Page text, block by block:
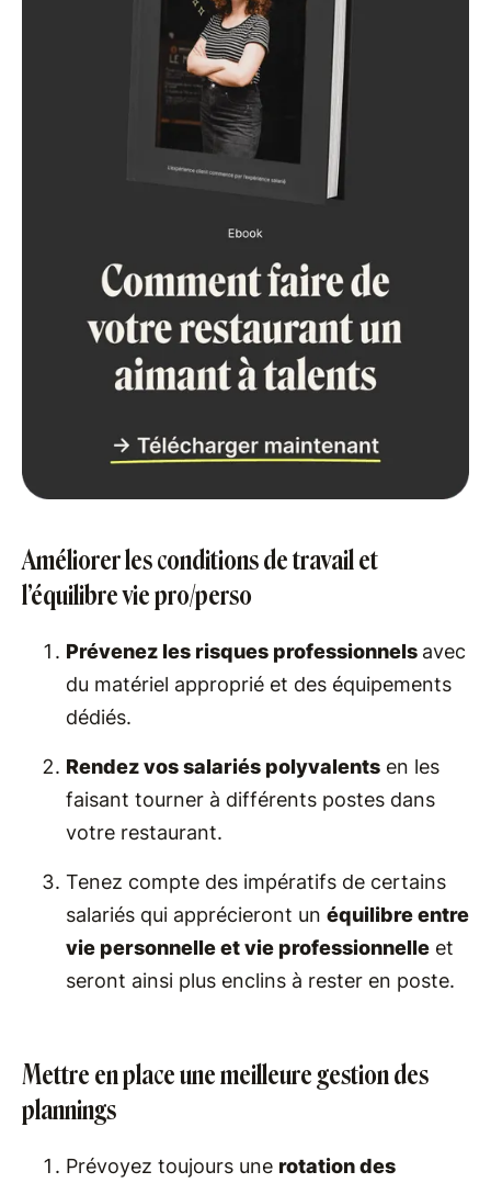
Améliorer les conditions de travail et
l’équilibre vie pro/perso
Prévenez les risques professionnels avec
du matériel approprié et des équipements
dédiés.
Rendez vos salariés polyvalents en les
faisant tourner à différents postes dans
votre restaurant.
Tenez compte des impératifs de certains
salariés qui apprécieront un équilibre entre
vie personnelle et vie professionnelle et
seront ainsi plus enclins à rester en poste.
Mettre en place une meilleure gestion des
plannings
Prévoyez toujours une rotation des